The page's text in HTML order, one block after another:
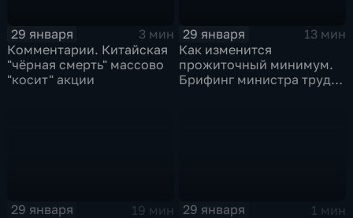
29 января
3 мин
Комментарии. Китайская
"чёрная смерть" массово
"косит" акции
29 января
13 мин
Как изменится
прожиточный минимум.
Брифинг министра труда
29 января
19 мин
29 января
1 мин